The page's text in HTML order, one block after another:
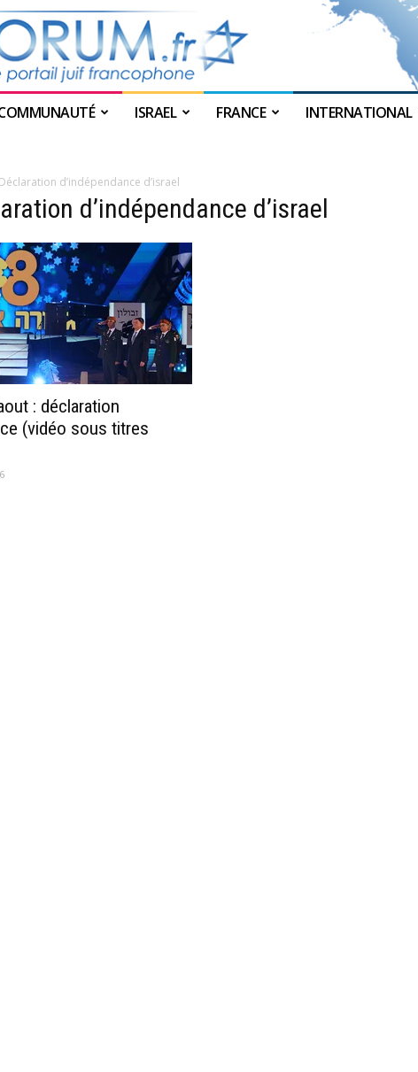
ISRAEL FRANCE INTERNATIONAL
Déclaration d’indépendance d’israel
d’indépendance d’israel
: déclaration
(vidéo sous titres